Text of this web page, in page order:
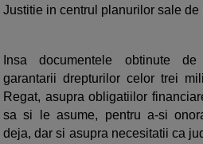
Justitie in centrul planurilor sale de
Insa documentele obtinute
garantarii drepturilor celor trei
Regat, asupra obligatiilor
sa si le asume, pentru a-si
deja, dar si asupra necesitatii ca